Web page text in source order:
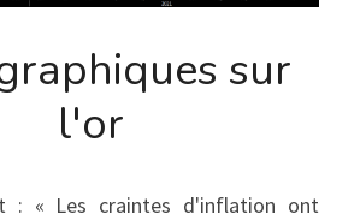
sur
l'or
: « Les craintes d'inflation ont